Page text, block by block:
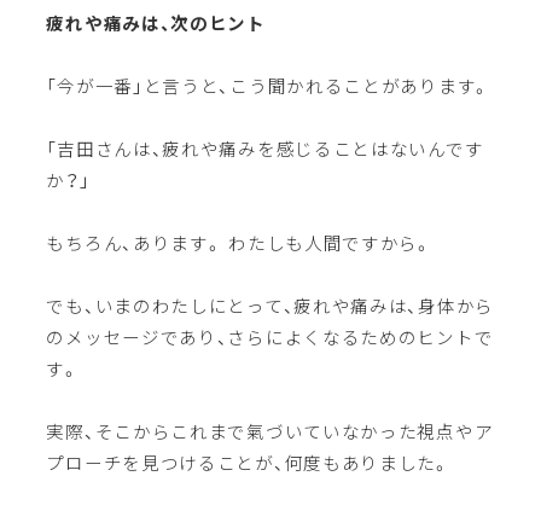
疲れや痛みは、次のヒント
「今が一番」と言うと、こう聞かれることがあります。
「吉田さんは、疲れや痛みを感じることはないんです
か？」
もちろん、あります。 わたしも人間ですから。
でも、いまのわたしにとって、疲れや痛みは、身体から
のメッセージであり、さらによくなるためのヒントで
す。
実際、そこからこれまで氣づいていなかった視点やア
プローチを見つけることが、何度もありました。